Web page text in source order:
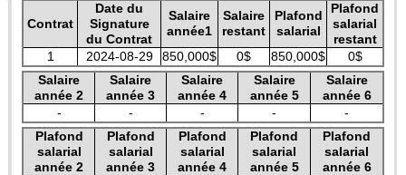
Contrat
Date du
Signature
du Contrat
Salaire
année1
Salaire
restant
Plafond
salarial
Plafond
salarial
restant
1
2024-08-29 850,000$ 0$ 850,000$
0$
Salaire
année 2
Salaire
année 3
Salaire
année 4
Salaire
année 5
Salaire
année 6
-
- - -
-
Plafond
salarial
année 2
Plafond
salarial
année 3
Plafond
salarial
année 4
Plafond
salarial
année 5
Plafond
salarial
année 6